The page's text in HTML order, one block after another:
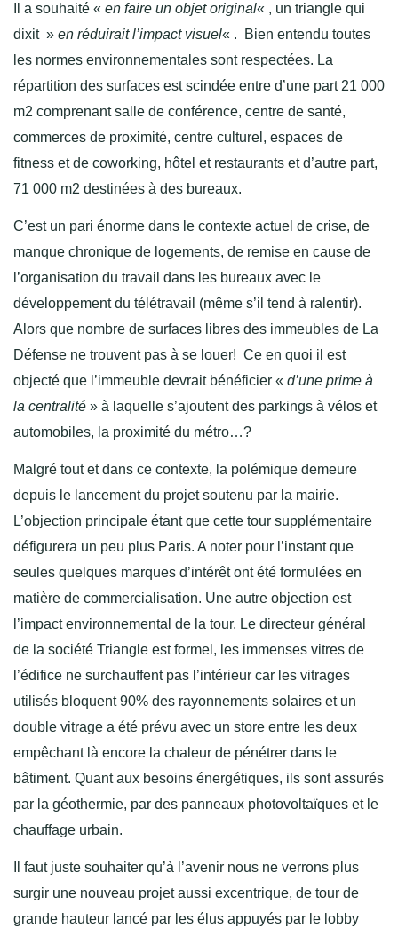
Il a souhaité « en faire un objet original« , un triangle qui
dixit » en réduirait l’impact visuel« . Bien entendu toutes
les normes environnementales sont respectées. La
répartition des surfaces est scindée entre d’une part 21 000
m2 comprenant salle de conférence, centre de santé,
commerces de proximité, centre culturel, espaces de
fitness et de coworking, hôtel et restaurants et d’autre part,
71 000 m2 destinées à des bureaux.
C’est un pari énorme dans le contexte actuel de crise, de
manque chronique de logements, de remise en cause de
l’organisation du travail dans les bureaux avec le
développement du télétravail (même s’il tend à ralentir).
Alors que nombre de surfaces libres des immeubles de La
Défense ne trouvent pas à se louer! Ce en quoi il est
objecté que l’immeuble devrait bénéficier « d’une prime à
la centralité » à laquelle s’ajoutent des parkings à vélos et
automobiles, la proximité du métro…?
Malgré tout et dans ce contexte, la polémique demeure
depuis le lancement du projet soutenu par la mairie.
L’objection principale étant que cette tour supplémentaire
défigurera un peu plus Paris. A noter pour l’instant que
seules quelques marques d’intérêt ont été formulées en
matière de commercialisation. Une autre objection est
l’impact environnemental de la tour. Le directeur général
de la société Triangle est formel, les immenses vitres de
l’édifice ne surchauffent pas l’intérieur car les vitrages
utilisés bloquent 90% des rayonnements solaires et un
double vitrage a été prévu avec un store entre les deux
empêchant là encore la chaleur de pénétrer dans le
bâtiment. Quant aux besoins énergétiques, ils sont assurés
par la géothermie, par des panneaux photovoltaïques et le
chauffage urbain.
Il faut juste souhaiter qu’à l’avenir nous ne verrons plus
surgir une nouveau projet aussi excentrique, de tour de
grande hauteur lancé par les élus appuyés par le lobby